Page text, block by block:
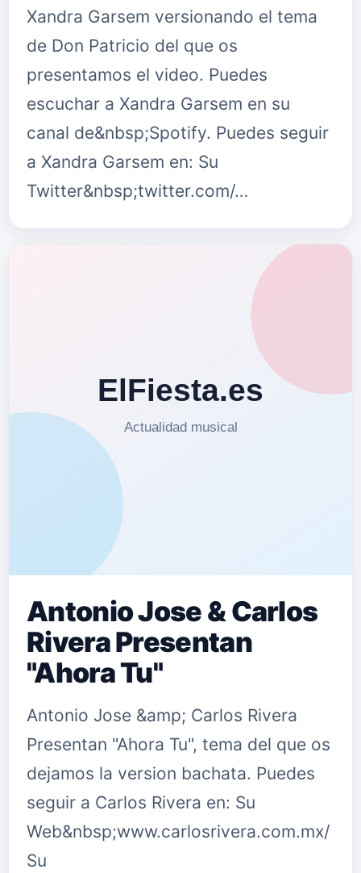
Xandra Garsem versionando el tema
de Don Patricio del que os
presentamos el video. Puedes
escuchar a Xandra Garsem en su
canal de&nbsp;Spotify. Puedes seguir
a Xandra Garsem en: Su
Twitter&nbsp;twitter.com/…
Antonio Jose & Carlos
Rivera Presentan
"Ahora Tu"
Antonio Jose &amp; Carlos Rivera
Presentan "Ahora Tu", tema del que os
dejamos la version bachata. Puedes
seguir a Carlos Rivera en: Su
Web&nbsp;www.carlosrivera.com.mx/
Su